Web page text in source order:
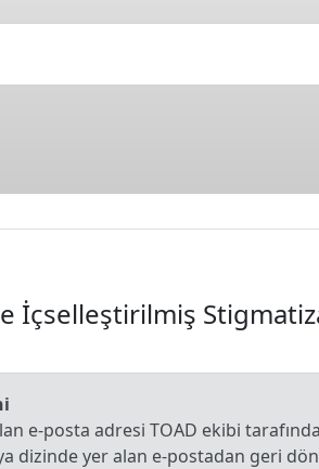
İçselleştirilmiş
e-posta adresi TOAD ekibi
dizinde yer alan e-postadan geri